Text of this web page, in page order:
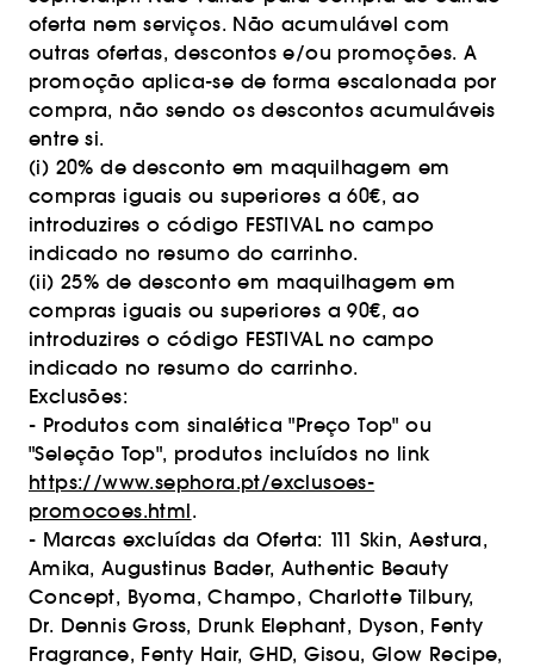
oferta nem serviços. Não acumulável com
outras ofertas, descontos e/ou promoções. A
promoção aplica-se de forma escalonada por
compra, não sendo os descontos acumuláveis
entre si.
(i) 20% de desconto em maquilhagem em
compras iguais ou superiores a 60€, ao
introduzires o código FESTIVAL no campo
indicado no resumo do carrinho.
(ii) 25% de desconto em maquilhagem em
compras iguais ou superiores a 90€, ao
introduzires o código FESTIVAL no campo
indicado no resumo do carrinho.
Exclusões:
- Produtos com sinalética "Preço Top" ou
"Seleção Top", produtos incluídos no link
https://www.sephora.pt/exclusoes-
promocoes.html.
- Marcas excluídas da Oferta: 111 Skin, Aestura,
Amika, Augustinus Bader, Authentic Beauty
Concept, Byoma, Champo, Charlotte Tilbury,
Dr. Dennis Gross, Drunk Elephant, Dyson, Fenty
Fragrance, Fenty Hair, GHD, Gisou, Glow Recipe,